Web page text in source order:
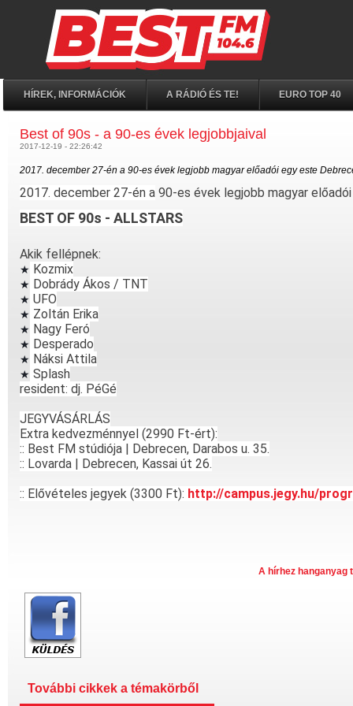
HÍREK, INFORMÁCIÓK A RÁDIÓ ÉS TE! EURO TOP 40
Best of 90s - a 90-es évek legjobbjaival
2017-12-19 - 22:26:42
2017. december 27-én a 90-es évek legjobb magyar előadói egy este
2017. december 27-én a 90-es évek legjobb magyar
BEST OF 90s - ALLSTARS
Akik fellépnek:
★ Kozmix
★ Dobrády Ákos / TNT
★ UFO
★ Zoltán Erika
★ Nagy Feró
★ Desperado
★ Náksi Attila
★ Splash
resident: dj. PéGé
JEGYVÁSÁRLÁS
Extra kedvezménnyel (2990 Ft-ért):
:: Best FM stúdiója | Debrecen, Darabos u. 35.
:: Lovarda | Debrecen, Kassai út 26.
:: Elővételes jegyek (3300 Ft): http://campus.jegy.hu/
A hírhez hanganyag
További cikkek a témakörből